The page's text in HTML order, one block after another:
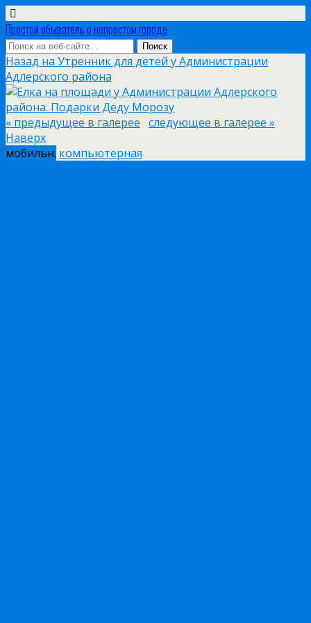
Простой обыватель о непростом городе
Назад на Утренник для детей у Администрации
Адлерского района
« предыдущее в галерее следующее в галерее »
Наверх
мобильн. компьютерная